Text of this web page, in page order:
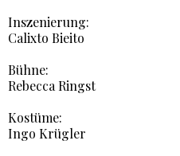
Inszenierung:
Calixto Bieito
Bühne:
Rebecca Ringst
Kostüme:
Ingo Krügler